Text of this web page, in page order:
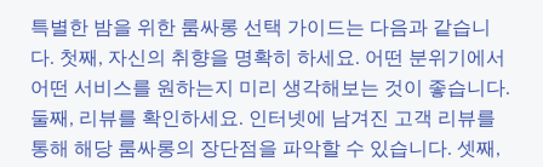
특별한 밤을 위한 룸싸롱 선택 가이드는 다음과 같습니
다. 첫째, 자신의 취향을 명확히 하세요. 어떤 분위기에서
어떤 서비스를 원하는지 미리 생각해보는 것이 좋습니다.
둘째, 리뷰를 확인하세요. 인터넷에 남겨진 고객 리뷰를
통해 해당 룸싸롱의 장단점을 파악할 수 있습니다. 셋째,